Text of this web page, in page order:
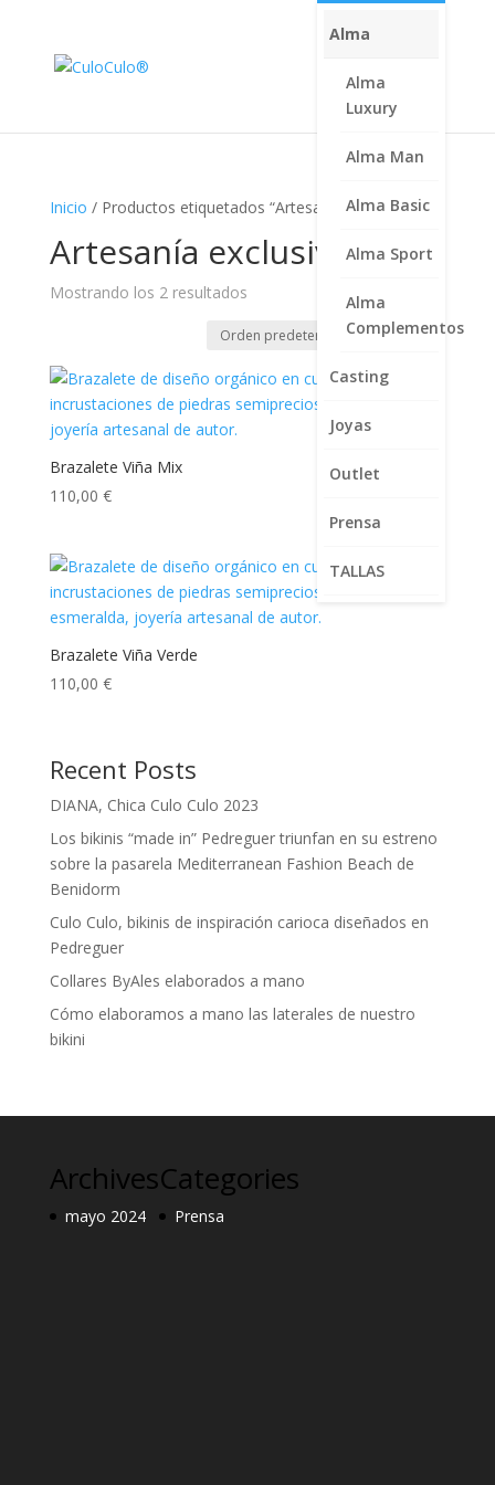
Alma
Alma
Luxury
Alma Man
Alma Basic
Alma Sport
Alma
Complementos
Casting
Joyas
Outlet
Prensa
TALLAS
Inicio / Productos etiquetados “Artesanía exclusiva”
Artesanía exclusiva
Mostrando los 2 resultados
Brazalete Viña Mix
110,00 €
Brazalete Viña Verde
110,00 €
Recent Posts
DIANA, Chica Culo Culo 2023
Los bikinis “made in” Pedreguer triunfan en su estreno
sobre la pasarela Mediterranean Fashion Beach de
Benidorm
Culo Culo, bikinis de inspiración carioca diseñados en
Pedreguer
Collares ByAles elaborados a mano
Cómo elaboramos a mano las laterales de nuestro
bikini
Archives
mayo 2024
Categories
Prensa